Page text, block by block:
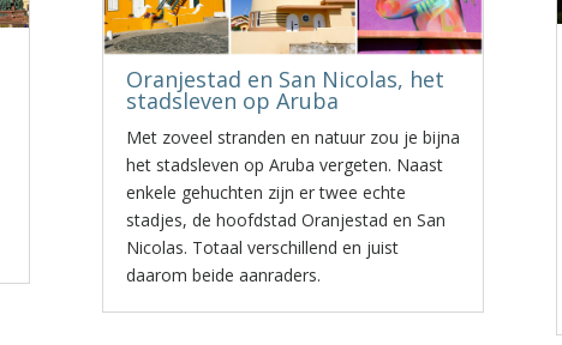
Oranjestad en San Nicolas, het
stadsleven op Aruba
Met zoveel stranden en natuur zou je bijna
het stadsleven op Aruba vergeten. Naast
enkele gehuchten zijn er twee echte
stadjes, de hoofdstad Oranjestad en San
Nicolas. Totaal verschillend en juist
daarom beide aanraders.